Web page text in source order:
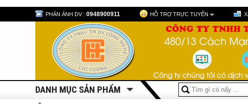
PHẢN ÁNH DV : 0948900911 HỖ TRỢ TRỰC TUYẾN
DANH MỤC SẢN PHẨM